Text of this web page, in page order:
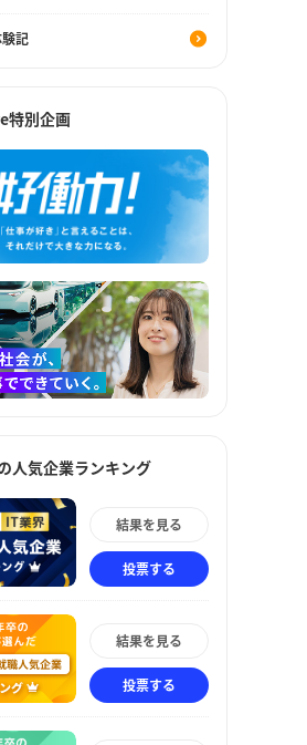
記
特別企画
人気企業ランキング
結果を見る
投票する
結果を見る
投票する